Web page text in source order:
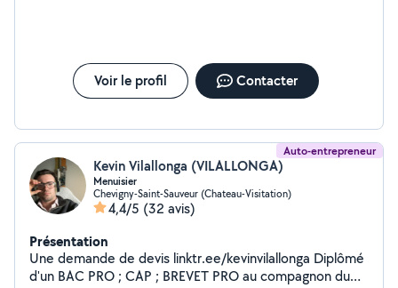
Voir le profil Contacter
Auto-entrepreneur
Kevin Vilallonga (VILALLONGA)
Menuisier
Chevigny-Saint-Sauveur (Chateau-Visitation)
4,4/5 (32 avis)
Présentation
Une demande de devis linktr.ee/kevinvilallonga Diplômé
d'un BAC PRO ; CAP ; BREVET PRO au compagnon du